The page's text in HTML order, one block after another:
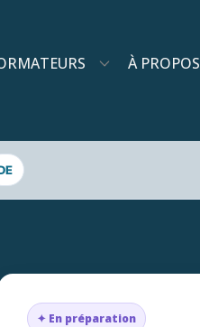
À PROPOS
✦ En préparation